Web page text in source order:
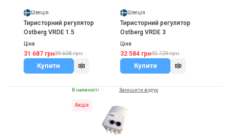
Швеція
Тиристорний регулятор
Ostberg VRDE 1.5
Ціна
31 687 грн39 608 грн
Купити
Швеція
Тиристорний регулятор
Ostberg VRDE 3
Ціна
32 584 грн40 729 грн
Купити
В наявності Залишити відгук
Акція